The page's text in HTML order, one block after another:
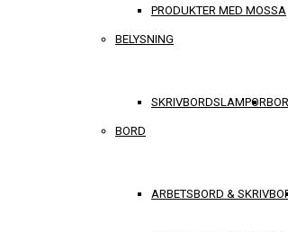
PRODUKTER MED MOSSA
BELYSNING
SKRIVBORDSLAMPOR
BORD
ARBETSBORD &